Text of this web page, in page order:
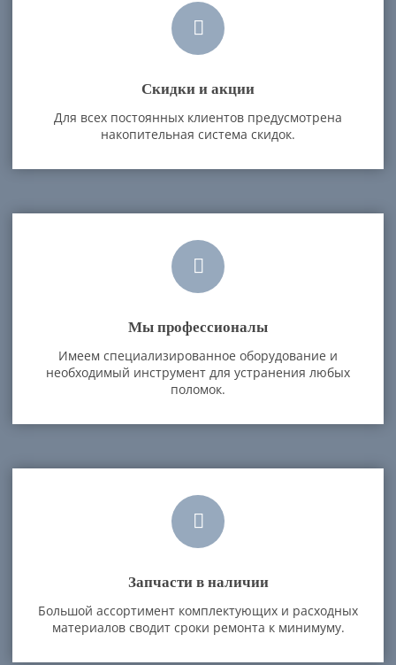
Скидки и акции
Для всех постоянных клиентов предусмотрена
накопительная система скидок.
Мы профессионалы
Имеем специализированное оборудование и
необходимый инструмент для устранения любых
поломок.
Запчасти в наличии
Большой ассортимент комплектующих и расходных
материалов сводит сроки ремонта к минимуму.